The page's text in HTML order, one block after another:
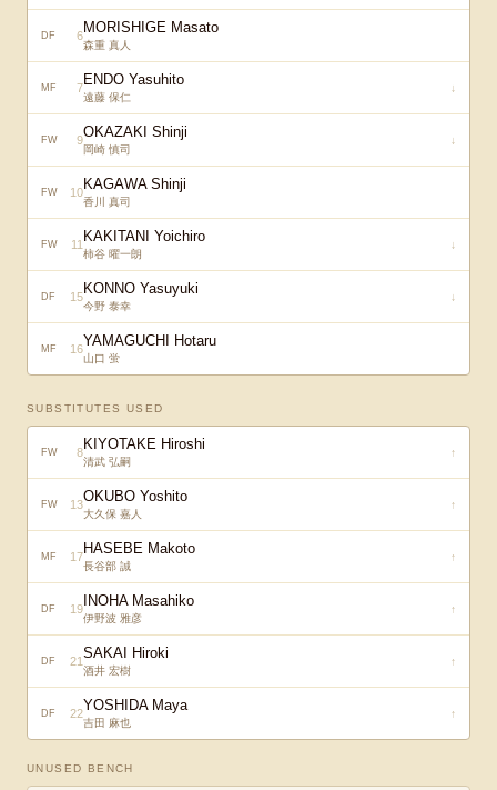
DF 6MORISHIGE Masato
森重 真人
MF 7ENDO Yasuhito
遠藤 保仁
↓
FW 9OKAZAKI Shinji
岡崎 慎司
↓
FW 10KAGAWA Shinji
香川 真司
FW 11 KAKITANI Yoichiro
柿谷 曜一朗
↓
DF 15KONNO Yasuyuki
今野 泰幸
↓
MF 16YAMAGUCHI Hotaru
山口 蛍
SUBSTITUTES USED
FW 8KIYOTAKE Hiroshi
清武 弘嗣
↑
FW 13OKUBO Yoshito
大久保 嘉人
↑
MF 17HASEBE Makoto
長谷部 誠
↑
DF 19 INOHA Masahiko
伊野波 雅彦
↑
DF 21SAKAI Hiroki
酒井 宏樹
↑
DF 22YOSHIDA Maya
吉田 麻也
↑
UNUSED BENCH